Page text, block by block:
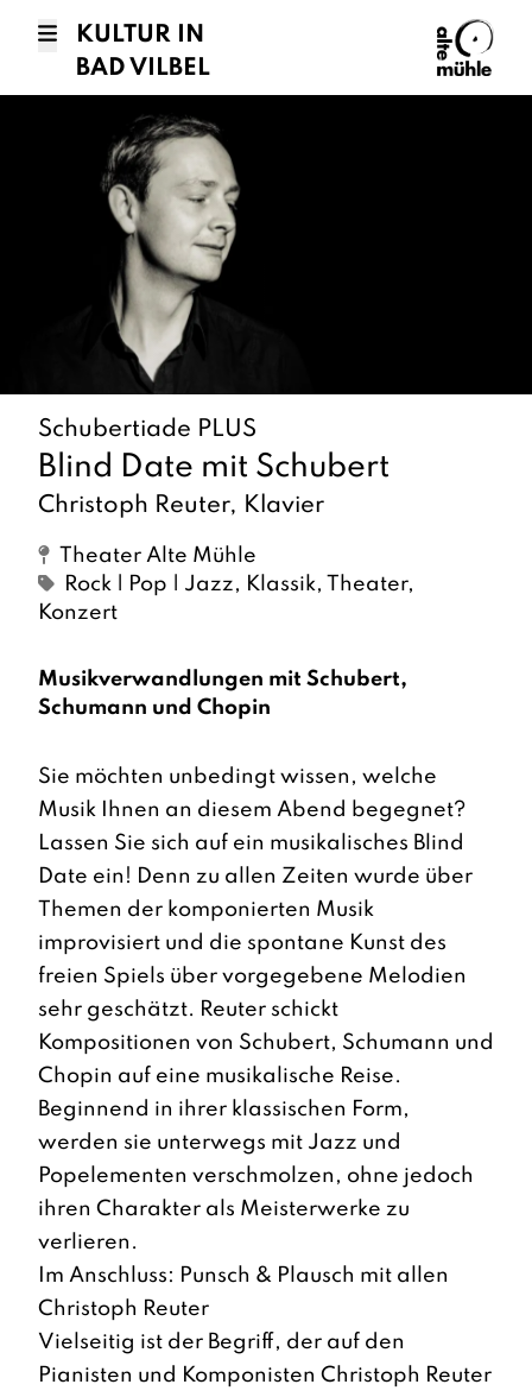
KULTUR IN
BAD VILBEL
Schubertiade PLUS
Blind Date mit Schubert
Christoph Reuter, Klavier
Theater Alte Mühle
Rock | Pop | Jazz, Klassik, Theater,
Konzert
Musikverwandlungen mit Schubert,
Schumann und Chopin
Sie möchten unbedingt wissen, welche
Musik Ihnen an diesem Abend begegnet?
Lassen Sie sich auf ein musikalisches Blind
Date ein! Denn zu allen Zeiten wurde über
Themen der komponierten Musik
improvisiert und die spontane Kunst des
freien Spiels über vorgegebene Melodien
sehr geschätzt. Reuter schickt
Kompositionen von Schubert, Schumann und
Chopin auf eine musikalische Reise.
Beginnend in ihrer klassischen Form,
werden sie unterwegs mit Jazz und
Popelementen verschmolzen, ohne jedoch
ihren Charakter als Meisterwerke zu
verlieren.
Im Anschluss: Punsch & Plausch mit allen
Christoph Reuter
Vielseitig ist der Begriff, der auf den
Pianisten und Komponisten Christoph Reuter